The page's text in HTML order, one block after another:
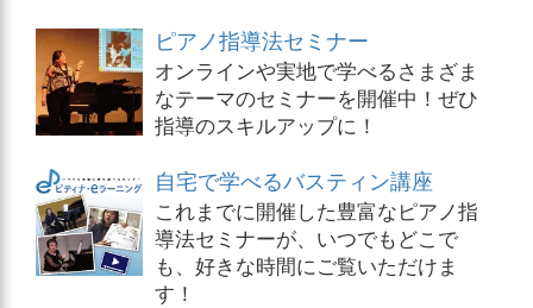
ピアノ指導法セミナー
オンラインや実地で学べるさまざま
なテーマのセミナーを開催中！ぜひ
指導のスキルアップに！
自宅で学べるバスティン講座
これまでに開催した豊富なピアノ指
導法セミナーが、いつでもどこで
も、好きな時間にご覧いただけま
す！